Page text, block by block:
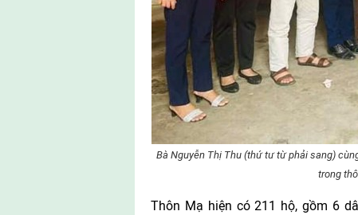
Bà Nguyễn Thị Thu (thứ tư từ phải sang)
trong
Thôn Mạ hiện có 211 hộ, gồm 6